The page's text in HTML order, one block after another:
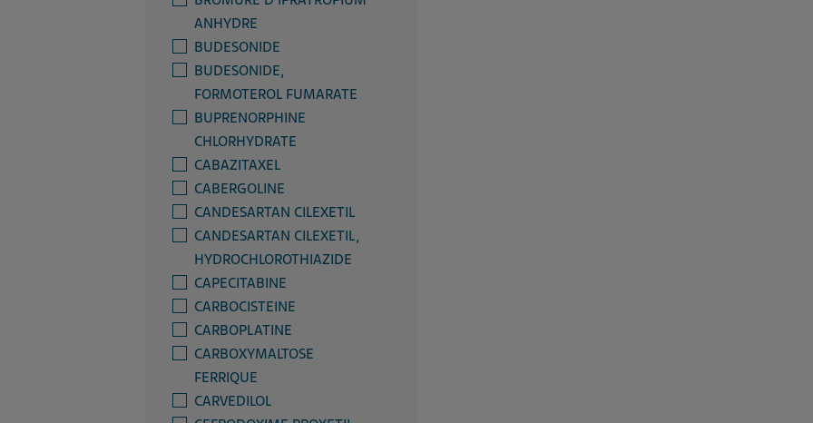
ANHYDRE
BUDESONIDE
BUDESONIDE,
FORMOTEROL FUMARATE
BUPRENORPHINE
CHLORHYDRATE
CABAZITAXEL
CABERGOLINE
CANDESARTAN CILEXETIL
CANDESARTAN CILEXETIL,
HYDROCHLOROTHIAZIDE
CAPECITABINE
CARBOCISTEINE
CARBOPLATINE
CARBOXYMALTOSE
FERRIQUE
CARVEDILOL